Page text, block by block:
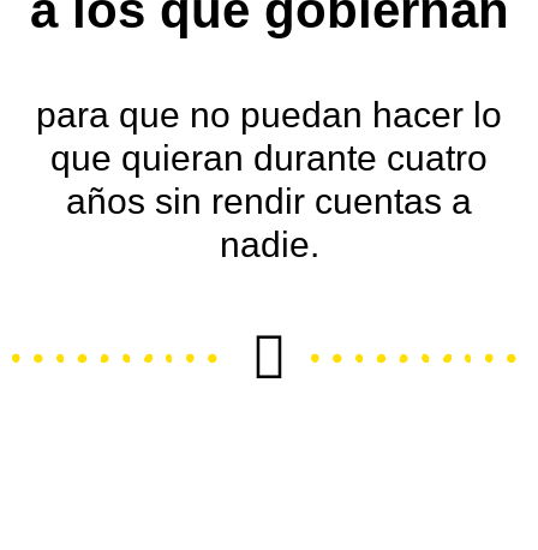
para que no puedan hacer lo
que quieran durante cuatro
años sin rendir cuentas a
nadie.